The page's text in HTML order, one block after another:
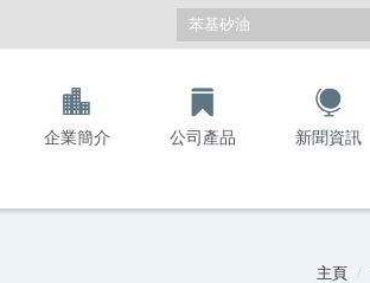
企業簡介 公司產品 新聞資訊
主頁